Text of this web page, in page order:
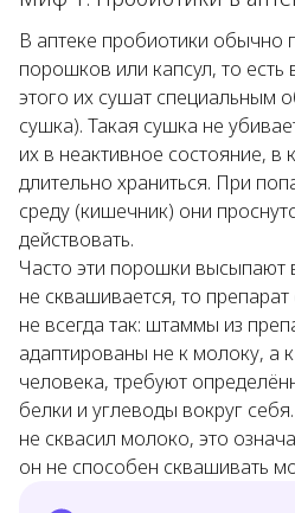
В аптеке пробиотики обычно
порошков или капсул, то
этого их сушат специальным
сушка). Такая сушка не
их в неактивное состояние, в
длительно храниться. При
среду (кишечник) они
действовать.
Часто эти порошки высыпают
не сквашивается, то
не всегда так: штаммы из
адаптированы не к молоку, а
человека, требуют
белки и углеводы вокруг
не сквасил молоко, это
он не способен сквашивать